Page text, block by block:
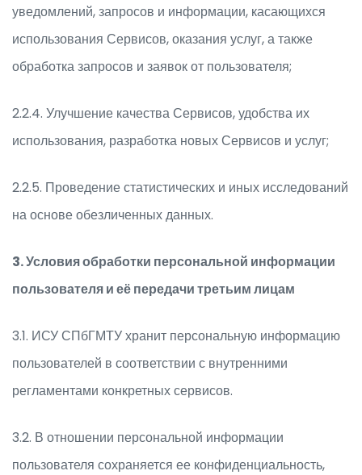
уведомлений, запросов и информации, касающихся
использования Сервисов, оказания услуг, а также
обработка запросов и заявок от пользователя;
2.2.4. Улучшение качества Сервисов, удобства их
использования, разработка новых Сервисов и услуг;
2.2.5. Проведение статистических и иных исследований
на основе обезличенных данных.
3. Условия обработки персональной информации
пользователя и её передачи третьим лицам
3.1. ИСУ СПбГМТУ хранит персональную информацию
пользователей в соответствии с внутренними
регламентами конкретных сервисов.
3.2. В отношении персональной информации
пользователя сохраняется ее конфиденциальность,